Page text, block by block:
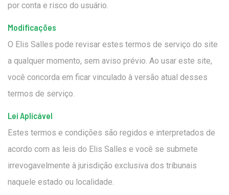
por conta e risco do usuário.
Modificações
O Elis Salles pode revisar estes termos de serviço do site
a qualquer momento, sem aviso prévio. Ao usar este site,
você concorda em ficar vinculado à versão atual desses
termos de serviço.
Lei Aplicável
Estes termos e condições são regidos e interpretados de
acordo com as leis do Elis Salles e você se submete
irrevogavelmente à jurisdição exclusiva dos tribunais
naquele estado ou localidade.